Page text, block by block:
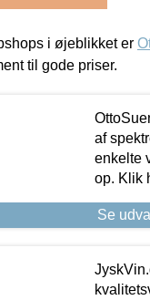
i øjeblikket er
til gode priser.
af
enkelte
op. Klik
Se